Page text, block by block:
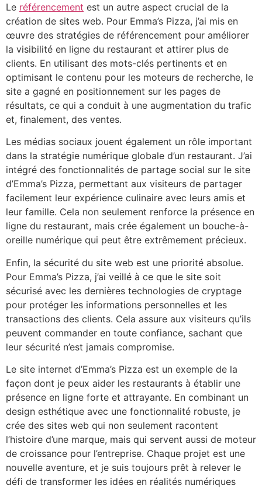
Le référencement est un autre aspect crucial de la
création de sites web. Pour Emma’s Pizza, j’ai mis en
œuvre des stratégies de référencement pour améliorer
la visibilité en ligne du restaurant et attirer plus de
clients. En utilisant des mots-clés pertinents et en
optimisant le contenu pour les moteurs de recherche, le
site a gagné en positionnement sur les pages de
résultats, ce qui a conduit à une augmentation du trafic
et, finalement, des ventes.
Les médias sociaux jouent également un rôle important
dans la stratégie numérique globale d’un restaurant. J’ai
intégré des fonctionnalités de partage social sur le site
d’Emma’s Pizza, permettant aux visiteurs de partager
facilement leur expérience culinaire avec leurs amis et
leur famille. Cela non seulement renforce la présence en
ligne du restaurant, mais crée également un bouche-à-
oreille numérique qui peut être extrêmement précieux.
Enfin, la sécurité du site web est une priorité absolue.
Pour Emma’s Pizza, j’ai veillé à ce que le site soit
sécurisé avec les dernières technologies de cryptage
pour protéger les informations personnelles et les
transactions des clients. Cela assure aux visiteurs qu’ils
peuvent commander en toute confiance, sachant que
leur sécurité n’est jamais compromise.
Le site internet d’Emma’s Pizza est un exemple de la
façon dont je peux aider les restaurants à établir une
présence en ligne forte et attrayante. En combinant un
design esthétique avec une fonctionnalité robuste, je
crée des sites web qui non seulement racontent
l’histoire d’une marque, mais qui servent aussi de moteur
de croissance pour l’entreprise. Chaque projet est une
nouvelle aventure, et je suis toujours prêt à relever le
défi de transformer les idées en réalités numériques